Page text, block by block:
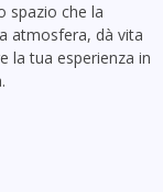
spazio che la
atmosfera, dà vita
la tua esperienza in